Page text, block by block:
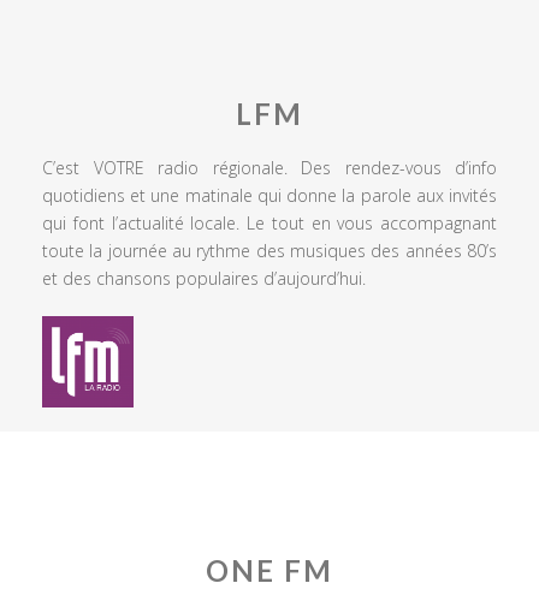
LFM
C’est VOTRE radio régionale. Des rendez-vous d’info
quotidiens et une matinale qui donne la parole aux invités
qui font l’actualité locale. Le tout en vous accompagnant
toute la journée au rythme des musiques des années 80’s
et des chansons populaires d’aujourd’hui.
ONE FM